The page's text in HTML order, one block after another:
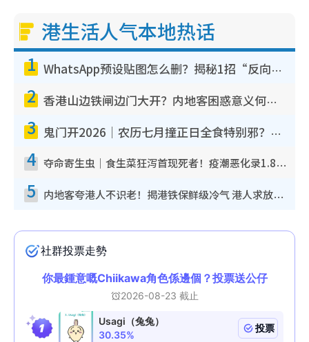
港生活人气本地热话
1 WhatsApp预设贴图怎么删？揭秘1招“反向操作”还原简洁界面 附3步实测教程
2 香港山边铁闸边门大开？内地客困惑意义何在！网友神回复：这种叫法理性防御
3 鬼门开2026｜农历七月撞正日全食特别邪？专家警告切忌做一事！揭4大禁忌+2招保平安
4 夺命寄生虫｜食生菜狂泻首现死者！疫潮恶化录1.8万宗病例 揭洗菜3大谬误
5 内地客夸港人不识老！揭港铁保鲜级冷气 港人求放过：别投诉